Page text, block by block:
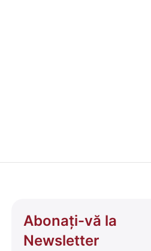
Abonați-vă la
Newsletter